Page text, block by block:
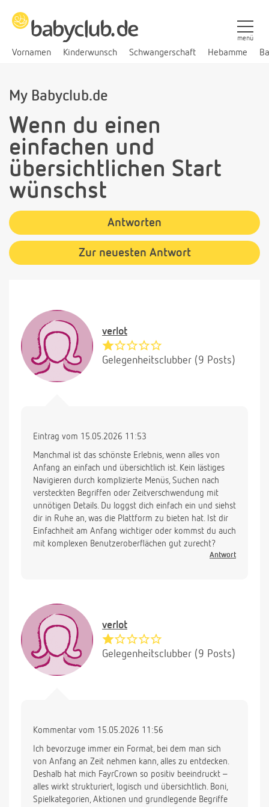
Vornamen Kinderwunsch Schwangerschaft Hebamme
menü
My Babyclub.de
Wenn du einen
einfachen und
übersichtlichen Start
wünschst
Antworten
Zur neuesten Antwort
verlot
Gelegenheitsclubber (9 Posts)
Eintrag vom 15.05.2026 11:53
Manchmal ist das schönste Erlebnis, wenn alles von
Anfang an einfach und übersichtlich ist. Kein lästiges
Navigieren durch komplizierte Menüs, Suchen nach
versteckten Begriffen oder Zeitverschwendung mit
unnötigen Details. Du loggst dich einfach ein und siehst
dir in Ruhe an, was die Plattform zu bieten hat. Ist dir
Einfachheit am Anfang wichtiger oder kommst du auch
mit komplexen Benutzeroberflächen gut zurecht?
Antwort
verlot
Gelegenheitsclubber (9 Posts)
Kommentar vom 15.05.2026 11:56
Ich bevorzuge immer ein Format, bei dem man sich
von Anfang an Zeit nehmen kann, alles zu entdecken.
Deshalb hat mich FayrCrown so positiv beeindruckt –
alles wirkt strukturiert, logisch und übersichtlich. Boni,
Spielkategorien, Aktionen und grundlegende Begriffe